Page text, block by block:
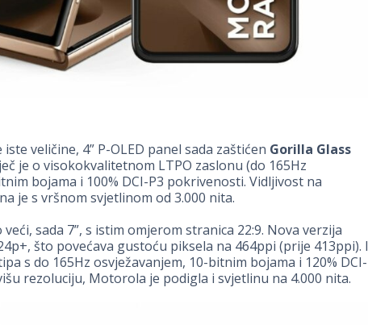
veličine, 4” P-OLED panel sada zaštićen Gorilla Glass
je o visokokvalitetnom LTPO zaslonu (do 165Hz
bojama i 100% DCI-P3 pokrivenosti. Vidljivost na
je s vršnom svjetlinom od 3.000 nita.
sada 7”, s istim omjerom stranica 22:9. Nova verzija
što povećava gustoću piksela na 464ppi (prije 413ppi). I
s do 165Hz osvježavanjem, 10-bitnim bojama i 120% DCI-
rezoluciju, Motorola je podigla i svjetlinu na 4.000 nita.